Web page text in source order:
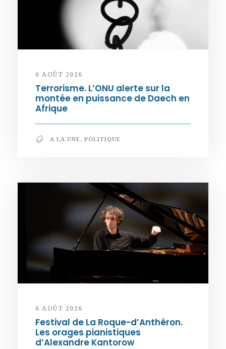
6 AOÛT 2026
Terrorisme. L’ONU alerte sur la
montée en puissance de Daech en
Afrique
A LA UNE, POLITIQUE
6 AOÛT 2026
Festival de La Roque-d’Anthéron.
Les orages pianistiques
d’Alexandre Kantorow